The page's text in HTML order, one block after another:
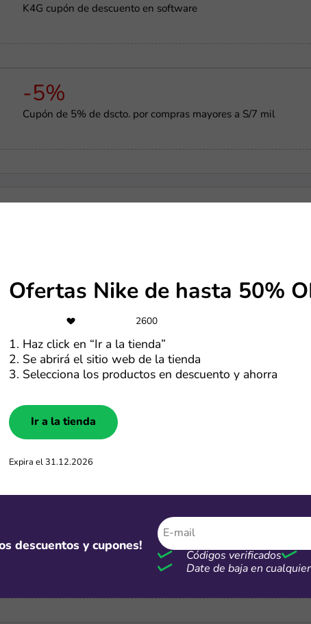
K4G cupón de descuento en software
-5%
Cupón de 5% de dscto. por compras mayores a S/7 mil
-15%
Hasta 15% de dscto. con tarjeta Oh! en rutas nacionales
-15%
Cupón de 15% OFF en tu primer pedido
-40%
Ofertas LG de hasta 40% de dscto.
Ofertas Nike de hasta 50%
2600
1. Haz click en “Ir a la tienda”
2. Se abrirá el sitio web de la tienda
3. Selecciona los productos en descuento y ahorra
Ir a la tienda
Expira el 31.12.2026
descuentos y cupones!
Códigos verificados
Date de baja en